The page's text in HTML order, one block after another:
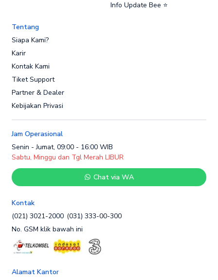
Info Update Bee ⭐
Tentang
Siapa Kami?
Karir
Kontak Kami
Tiket Support
Partner & Dealer
Kebijakan Privasi
Jam Operasional
Senin - Jumat, 09:00 - 16:00 WIB
Sabtu, Minggu dan Tgl Merah LIBUR
Chat via WA
Kontak
(021) 3021-2000 (031) 333-00-300
No. GSM klik bawah ini
Alamat Kantor